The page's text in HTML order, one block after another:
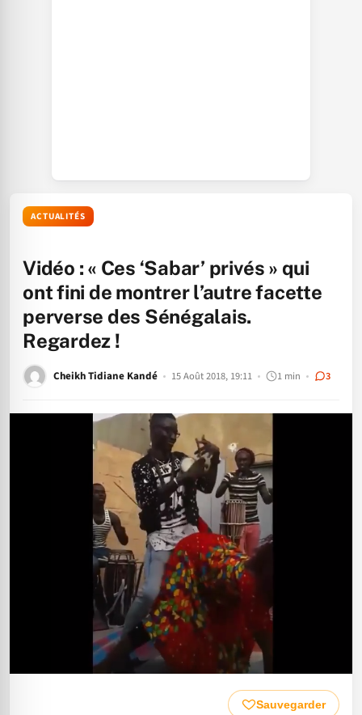
ACTUALITÉS
Vidéo : « Ces ‘Sabar’ privés » qui
ont fini de montrer l’autre facette
perverse des Sénégalais.
Regardez !
Cheikh Tidiane Kandé 15 Août 2018, 19:11 1 min 3
Sauvegarder